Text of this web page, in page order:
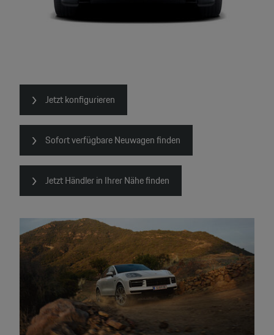
Jetzt konfigurieren
Sofort verfügbare Neuwagen finden
Jetzt Händler in Ihrer Nähe finden